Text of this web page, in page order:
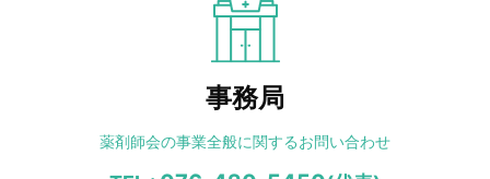
事務局
薬剤師会の事業全般に関するお問い合わせ